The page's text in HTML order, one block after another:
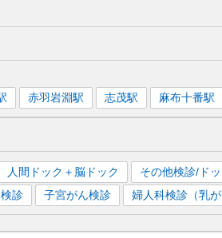
赤羽岩淵駅 志茂駅 麻布十番駅
人間ドック＋脳ドック その他検診/ドッ
診 子宮がん検診 婦人科検診（乳